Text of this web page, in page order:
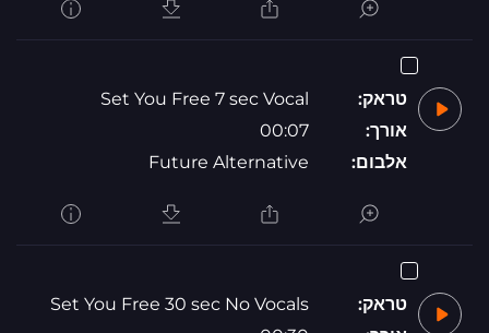
טראק:
Set You Free 7 sec Vocal
אורך:
00:07
אלבום:
Future Alternative
טראק:
Set You Free 30 sec No Vocals